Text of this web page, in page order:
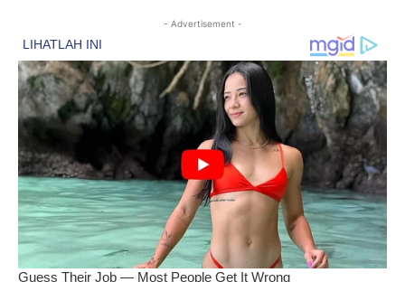
- Advertisement -